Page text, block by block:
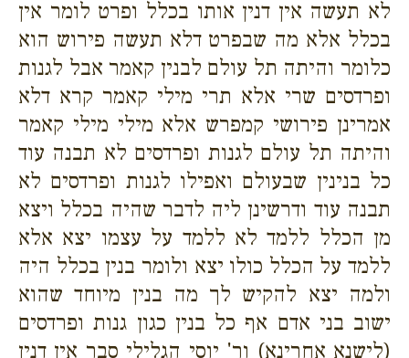
לא תעשה אין דנין אותו בכלל ופרט לומר אין
בכלל אלא מה שבפרט דלא תעשה פירוש הוא
כלומר והיתה תל עולם לבנין קאמר אבל לגנות
ופרדסים שרי אלא תרי מילי קאמר קרא דלא
אמרינן פירושי קמפרש אלא מילי מילי קאמר
והיתה תל עולם לגנות ופרדסים לא תבנה עוד
כל בנינין שבעולם ואפילו לגנות ופרדסים לא
תבנה עוד ודרשינן ליה לדבר שהיה בכלל ויצא
מן הכלל ללמד לא ללמד על עצמו יצא אלא
ללמד על הכלל כולו יצא ולומר בנין בכלל היה
ולמה יצא להקיש לך מה בנין מיוחד שהוא
ישוב בני אדם אף כל בנין כגון גנות ופרדסים
(לישנא אחרינא) ור' יוסי הגלילי סבר אין דנין